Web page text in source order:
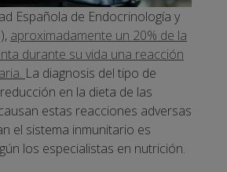
Española de Endocrinología y
aproximadamente un 20% de la
durante su vida una reacción
La diagnosis del tipo de
en la dieta de las
estas reacciones adversas
el sistema inmunitario es
los especialistas en nutrición.